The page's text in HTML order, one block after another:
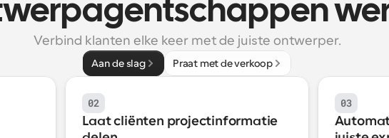
Verbind klanten elke keer met de juiste ontwerper.
Aan de slag Praat met de verkoop
02
Laat cliënten projectinformatie
03